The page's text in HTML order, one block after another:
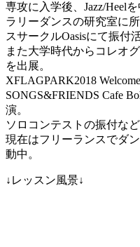
専攻に入学後、Jazz/Heel
ラリーダンスの研究室に
スサークルOasisにて振付
また大学時代からコレオ
を出展。
XFLAGPARK2018
SONGS&FRIENDS Cafe
演。
ソロコンテストの振付な
現在はフリーランスでダ
動中。
↓レッスン風景↓